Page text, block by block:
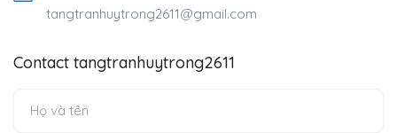
tangtranhuytrong2611@gmail.com
Contact tangtranhuytrong2611